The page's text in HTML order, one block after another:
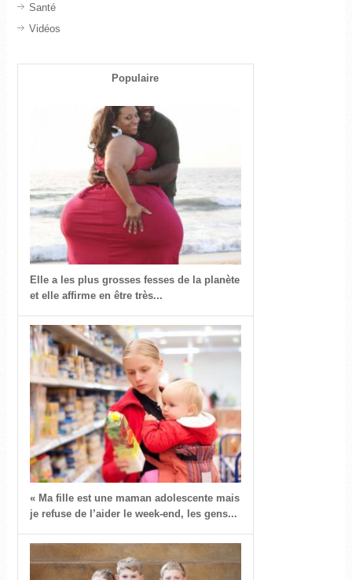
Santé
Vidéos
Populaire
Elle a les plus grosses fesses de la planète
et elle affirme en être très...
« Ma fille est une maman adolescente mais
je refuse de l’aider le week-end, les gens...